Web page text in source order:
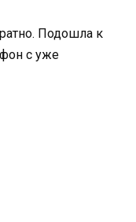
Подошла к
с уже